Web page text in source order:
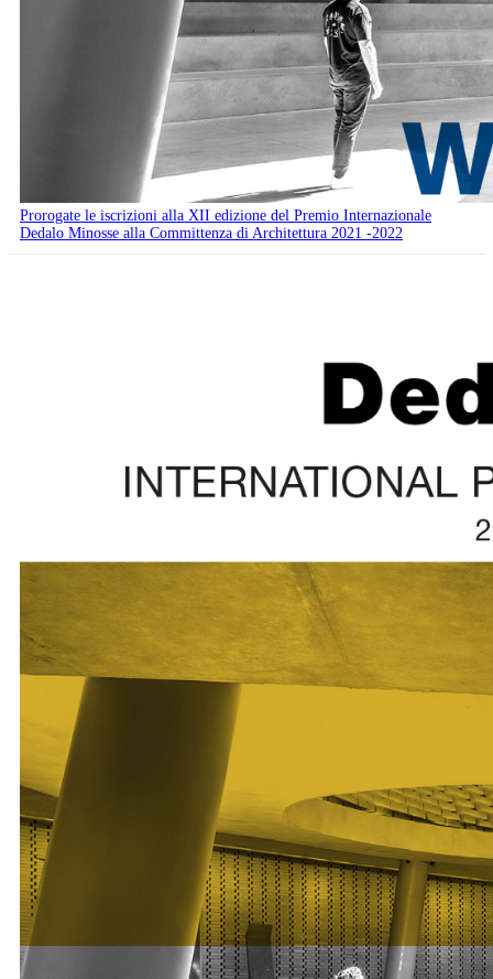
Prorogate le iscrizioni alla XII edizione del Premio Internazionale
Dedalo Minosse alla Committenza di Architettura 2021 -2022